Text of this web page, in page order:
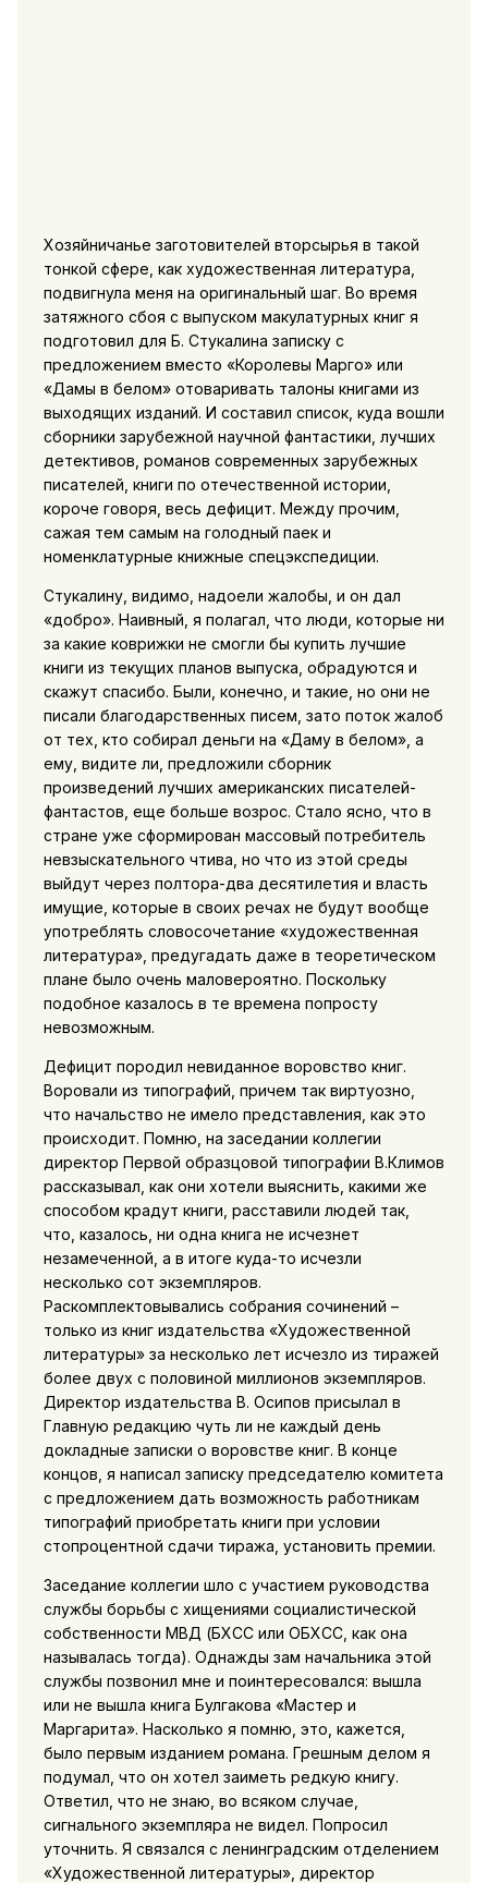
Хозяйничанье заготовителей вторсырья в такой
тонкой сфере, как художественная литература,
подвигнула меня на оригинальный шаг. Во время
затяжного сбоя с выпуском макулатурных книг я
подготовил для Б. Стукалина записку с
предложением вместо «Королевы Марго» или
«Дамы в белом» отоваривать талоны книгами из
выходящих изданий. И составил список, куда вошли
сборники зарубежной научной фантастики, лучших
детективов, романов современных зарубежных
писателей, книги по отечественной истории,
короче говоря, весь дефицит. Между прочим,
сажая тем самым на голодный паек и
номенклатурные книжные спецэкспедиции.
Стукалину, видимо, надоели жалобы, и он дал
«добро». Наивный, я полагал, что люди, которые ни
за какие коврижки не смогли бы купить лучшие
книги из текущих планов выпуска, обрадуются и
скажут спасибо. Были, конечно, и такие, но они не
писали благодарственных писем, зато поток жалоб
от тех, кто собирал деньги на «Даму в белом», а
ему, видите ли, предложили сборник
произведений лучших американских писателей-
фантастов, еще больше возрос. Стало ясно, что в
стране уже сформирован массовый потребитель
невзыскательного чтива, но что из этой среды
выйдут через полтора-два десятилетия и власть
имущие, которые в своих речах не будут вообще
употреблять словосочетание «художественная
литература», предугадать даже в теоретическом
плане было очень маловероятно. Поскольку
подобное казалось в те времена попросту
невозможным.
Дефицит породил невиданное воровство книг.
Воровали из типографий, причем так виртуозно,
что начальство не имело представления, как это
происходит. Помню, на заседании коллегии
директор Первой образцовой типографии В.Климов
рассказывал, как они хотели выяснить, какими же
способом крадут книги, расставили людей так,
что, казалось, ни одна книга не исчезнет
незамеченной, а в итоге куда-то исчезли
несколько сот экземпляров.
Раскомплектовывались собрания сочинений –
только из книг издательства «Художественной
литературы» за несколько лет исчезло из тиражей
более двух с половиной миллионов экземпляров.
Директор издательства В. Осипов присылал в
Главную редакцию чуть ли не каждый день
докладные записки о воровстве книг. В конце
концов, я написал записку председателю комитета
с предложением дать возможность работникам
типографий приобретать книги при условии
стопроцентной сдачи тиража, установить премии.
Заседание коллегии шло с участием руководства
службы борьбы с хищениями социалистической
собственности МВД (БХСС или ОБХСС, как она
называлась тогда). Однажды зам начальника этой
службы позвонил мне и поинтересовался: вышла
или не вышла книга Булгакова «Мастер и
Маргарита». Насколько я помню, это, кажется,
было первым изданием романа. Грешным делом я
подумал, что он хотел заиметь редкую книгу.
Ответил, что не знаю, во всяком случае,
сигнального экземпляра не видел. Попросил
уточнить. Я связался с ленинградским отделением
«Художественной литературы», директор